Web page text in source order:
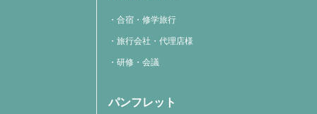
合宿・修学旅行
旅行会社・代理店様
研修・会議
パンフレット